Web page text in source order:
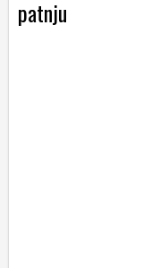
patnju